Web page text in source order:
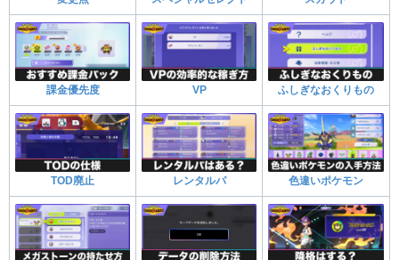
課金優先度 VP ふしぎなおくりもの
TOD廃止 レンタルパ 色違いポケモン